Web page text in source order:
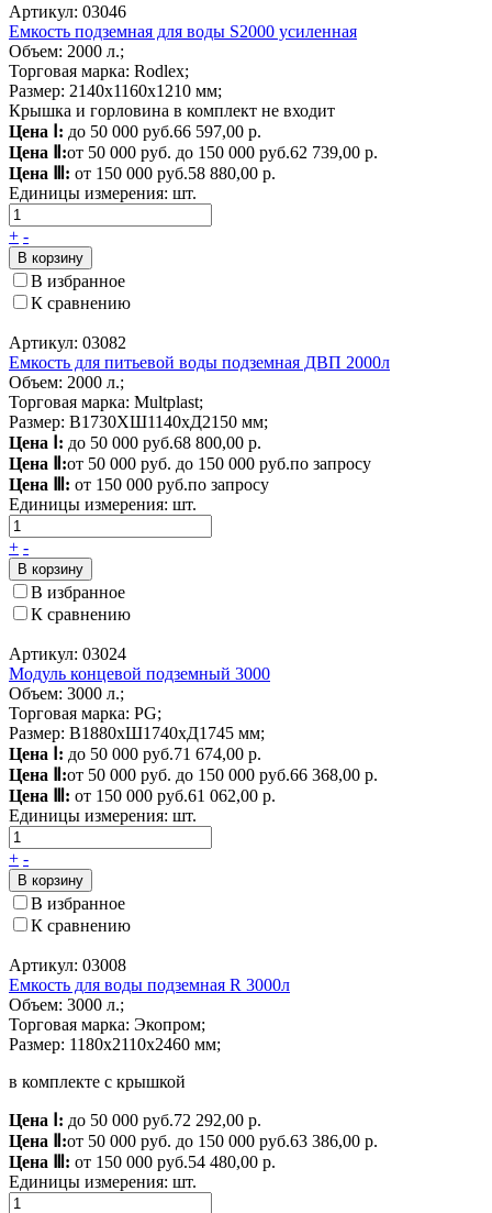
Артикул: 03046
Емкость подземная для воды S2000 усиленная
Объем: 2000 л.;
Торговая марка: Rodlex;
Размер: 2140х1160х1210 мм;
Крышка и горловина в комплект не входит
Цена Ⅰ: до 50 000 руб.66 597,00 р.
Цена Ⅱ:от 50 000 руб. до 150 000 руб.62 739,00 р.
Цена Ⅲ: от 150 000 руб.58 880,00 р.
Единицы измерения: шт.
+ -
В корзину
В избранное
К сравнению
Артикул: 03082
Емкость для питьевой воды подземная ДВП 2000л
Объем: 2000 л.;
Торговая марка: Multplast;
Размер: В1730ХШ1140хД2150 мм;
Цена Ⅰ: до 50 000 руб.68 800,00 р.
Цена Ⅱ:от 50 000 руб. до 150 000 руб.по запросу
Цена Ⅲ: от 150 000 руб.по запросу
Единицы измерения: шт.
+ -
В корзину
В избранное
К сравнению
Артикул: 03024
Модуль концевой подземный 3000
Объем: 3000 л.;
Торговая марка: PG;
Размер: В1880хШ1740хД1745 мм;
Цена Ⅰ: до 50 000 руб.71 674,00 р.
Цена Ⅱ:от 50 000 руб. до 150 000 руб.66 368,00 р.
Цена Ⅲ: от 150 000 руб.61 062,00 р.
Единицы измерения: шт.
+ -
В корзину
В избранное
К сравнению
Артикул: 03008
Емкость для воды подземная R 3000л
Объем: 3000 л.;
Торговая марка: Экопром;
Размер: 1180x2110x2460 мм;
в комплекте с крышкой
Цена Ⅰ: до 50 000 руб.72 292,00 р.
Цена Ⅱ:от 50 000 руб. до 150 000 руб.63 386,00 р.
Цена Ⅲ: от 150 000 руб.54 480,00 р.
Единицы измерения: шт.